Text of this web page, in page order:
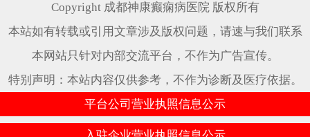
Copyright 成都神康癫痫病医院 版权所有
本站如有转载或引用文章涉及版权问题，请速与我们联系
本网站只针对内部交流平台，不作为广告宣传。
特别声明：本站内容仅供参考，不作为诊断及医疗依据。
平台公司营业执照信息公示